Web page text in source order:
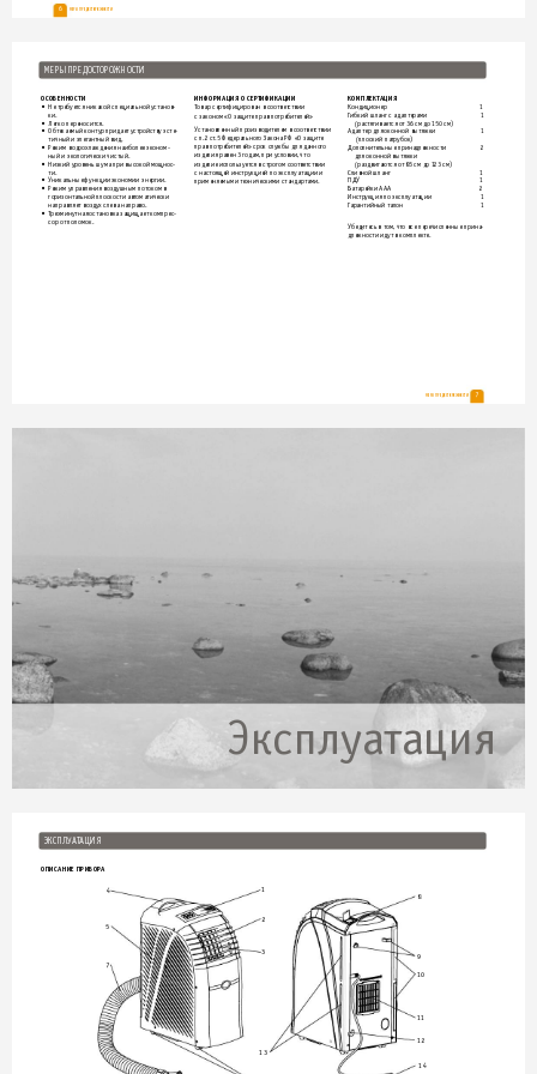
6 МЕРЫ ПРЕДОСТОРОЖНОСТИ
МЕР Ы П РЕДОСТОРОЖНОСТИ
ОСОБЕННОСТИ ИНФОРМАЦИЯ О СЕРТИФИКАЦИИ КОМП ЛЕКТАЦИЯ
• Не требуется никакой специальной установ- Товар сертифицирован в соответствии Кондиционер 1
ки. с законом «О защите прав потребителей» Гибкий шланг с адаптерами
1
•
Легко переносится. (растягивается от 36 см до 150 см)
• Обтекаемый контур придает устройству эсте- Установленный производителем в соответствии Адаптер для оконной вытяжки 1
тичный и элегантный вид. с п.2 ст.5 Федерального Закона РФ «О защите (плоский патрубок)
• Режим водоохлаждения наиболее эконом- прав потребителей» срок службы для данного Дополнительные принадлежности
2
ный и экологически чистый. изделия равен 3 годам, при условии, что для оконной вытяжки
• Низкий уровень шума при высокой мощнос- изделие используется в строгом соответствии (раздвигаются от 85 см до 123 см)
ти. с настоящей инструкцией по эксплуатации и Сливной шланг 1
• Уникальные функции экономии энергии. применяемыми техническими стандартами. ПДУ
1
• Режим управления воздушным потоком в Батарейки AAA 2
горизонтальной плоскости автоматически Инструкция по эксплуатации
1
направляет воздух слева направо. Гарантийный талон
1
• Трехминутная остановка защищает компрес-
сор от поломок.
Убедитесь в том, что все перечисленные прина-
длежности идут в комплекте.
МЕРЫ ПРЕДОСТОРОЖНОСТИ 7
Эксплуатация
ЭКСП ЛУАТА ЦИЯ
ОПИСАНИЕ ПРИБОРА
4
1
8
2
5
3
9
7
10
11
12
13
14